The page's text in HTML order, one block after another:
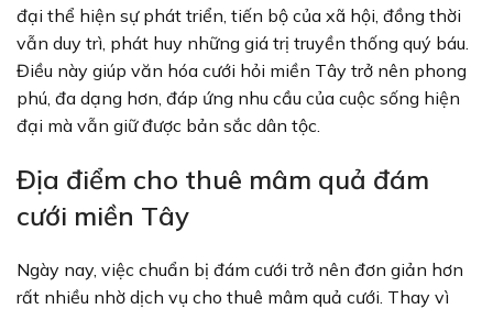
đại thể hiện sự phát triển, tiến bộ của xã hội, đồng thời
vẫn duy trì, phát huy những giá trị truyền thống quý báu.
Điều này giúp văn hóa cưới hỏi miền Tây trở nên phong
phú, đa dạng hơn, đáp ứng nhu cầu của cuộc sống hiện
đại mà vẫn giữ được bản sắc dân tộc.
Địa điểm cho thuê mâm quả đám
cưới miền Tây
Ngày nay, việc chuẩn bị đám cưới trở nên đơn giản hơn
rất nhiều nhờ dịch vụ cho thuê mâm quả cưới. Thay vì